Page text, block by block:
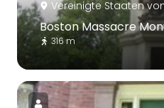
Vereinigte Staaten
Boston Massacre
316 m